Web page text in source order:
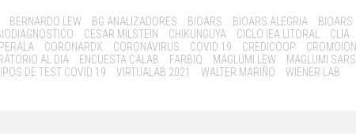
BERNARDO LEW BG ANALIZADORES BIOARS BIOARS ALEGRIA
BIOARS
CESAR MILSTEIN CHIKUNGUYA CICLO IEA LITORAL
CLIA
CORONARDX CORONAVIRUS COVID 19 CREDICOOP
CROMOION
AL DIA ENCUESTA CALAB FARBIQ MAGLUMI LEW
MAGLUMI SARS
DE TEST COVID 19 VIRTUALAB 2021 WALTER MARIÑO WIENER LAB